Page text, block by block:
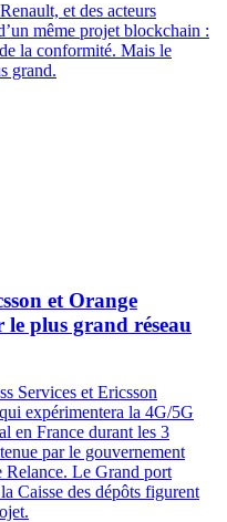
et des acteurs
même projet blockchain :
la conformité. Mais le
grand.
et Orange
le plus grand réseau
Services et Ericsson
expérimentera la 4G/5G
en France durant les 3
par le gouvernement
Relance. Le Grand port
Caisse des dépôts figurent